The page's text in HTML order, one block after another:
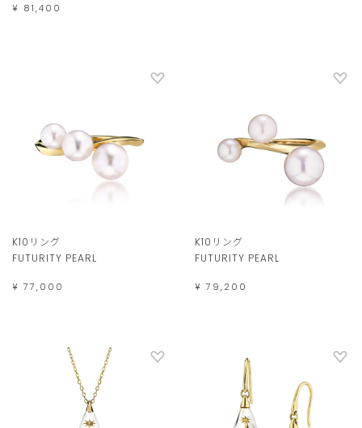
¥ 81,400
K10リング
FUTURITY PEARL
¥ 77,000
K10リング
FUTURITY PEARL
¥ 79,200